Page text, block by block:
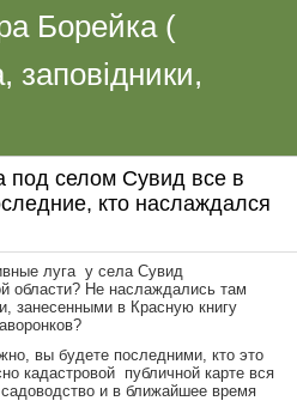
Борейка (
заповідники,
под селом Сувид все в
кто наслаждался
луга у села Сувид
области? Не наслаждались там
занесенными в Красную книгу
вы будете последними, кто это
кадастровой публичной карте вся
и в ближайшее время